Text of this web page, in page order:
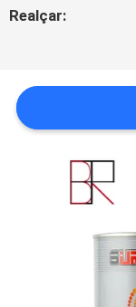
UMAS
MAPA
DO
Realçar: